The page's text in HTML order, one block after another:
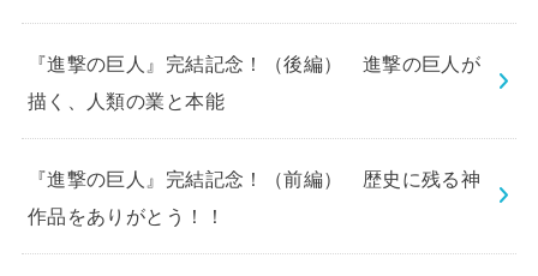
『進撃の巨人』完結記念！（後編） 進撃の巨人が
描く、人類の業と本能
『進撃の巨人』完結記念！（前編） 歴史に残る神
作品をありがとう！！